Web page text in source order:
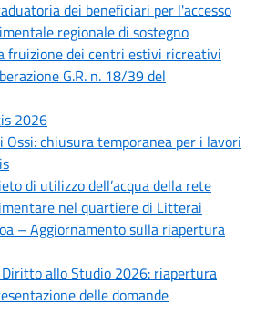
dei beneficiari per l'accesso
regionale di sostegno
fruizione dei centri estivi ricreativi
G.R. n. 18/39 del
2026
Ossi: chiusura temporanea per i lavori
di utilizzo dell’acqua della rete
nel quartiere di Litterai
– Aggiornamento sulla riapertura
allo Studio 2026: riapertura
delle domande